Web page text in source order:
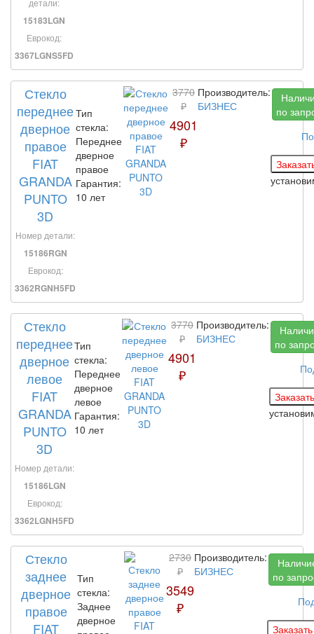
15183LGN
Еврокод:
3367LGNS5FD
Стекло
переднее
дверное
правое
FIAT
GRANDA
PUNTO
3D
Номер детали:
15186RGN
Еврокод:
3362RGNH5FD
Тип
стекла:
Переднее
дверное
правое
Гарантия:
10 лет
3770
₽
4901
₽
Производитель:
БИЗНЕС
по
Стекло
переднее
дверное
левое
FIAT
GRANDA
PUNTO
3D
Номер детали:
15186LGN
Еврокод:
3362LGNH5FD
Тип
стекла:
Переднее
дверное
левое
Гарантия:
10 лет
3770
₽
4901
₽
Производитель:
БИЗНЕС
по
Стекло
заднее
дверное
правое
FIAT
Тип
стекла:
Заднее
дверное
2730
₽
3549
₽
Производитель:
БИЗНЕС
по